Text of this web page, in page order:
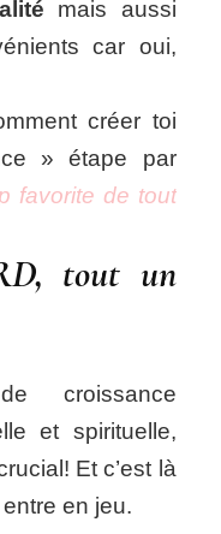
mais aussi
car oui,
créer toi
» étape par
favorite de tout
tout un
croissance
et spirituelle,
Et c’est là
entre en jeu.